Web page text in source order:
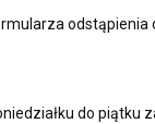
odstąpienia
do piątku